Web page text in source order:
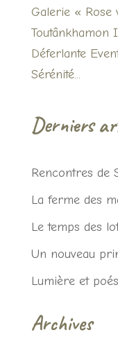
Galerie «
Toutânkhamon
Déferlante
Sérénité...
Derniers
Rencontres de
La ferme des
Le temps des
Un nouveau
Lumière et
Archives